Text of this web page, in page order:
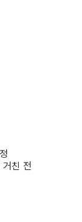
친 전